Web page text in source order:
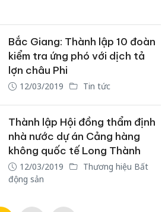
Bắc Giang: Thành lập 10 đoàn
kiểm tra ứng phó với dịch tả
lợn châu Phi
12/03/2019 Tin tức
Thành lập Hội đồng thẩm định
nhà nước dự án Cảng hàng
không quốc tế Long Thành
12/03/2019
Thương hiệu Bất
động sản